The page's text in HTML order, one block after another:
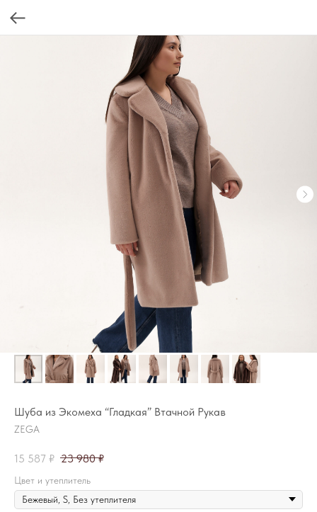
Шуба из Экомеха “Гладкая” Втачной Рукав
ZEGA
15 587 ₽ 23 980 ₽
Цвет и утеплитель